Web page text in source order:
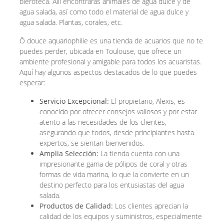
agua salada, así como todo el material de agua dulce y
agua salada. Plantas, corales, etc.
Ô douce aquariophilie es una tienda de acuarios que no te
puedes perder, ubicada en Toulouse, que ofrece un
ambiente profesional y amigable para todos los acuaristas.
Aquí hay algunos aspectos destacados de lo que puedes
esperar:
Servicio Excepcional: El propietario, Alexis, es
conocido por ofrecer consejos valiosos y por estar
atento a las necesidades de los clientes,
asegurando que todos, desde principiantes hasta
expertos, se sientan bienvenidos.
Amplia Selección: La tienda cuenta con una
impresionante gama de pólipos de coral y otras
formas de vida marina, lo que la convierte en un
destino perfecto para los entusiastas del agua
salada.
Productos de Calidad: Los clientes aprecian la
calidad de los equipos y suministros, especialmente